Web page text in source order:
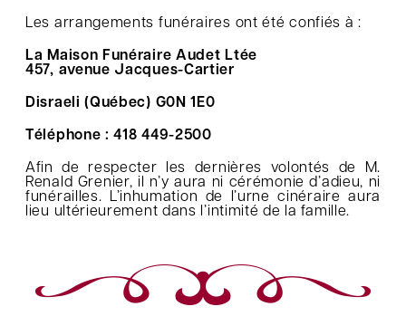
Les arrangements funéraires ont été confiés à :
La Maison Funéraire Audet Ltée
457, avenue Jacques-Cartier
Disraeli (Québec) G0N 1E0
Téléphone : 418 449-2500
Afin de respecter les dernières volontés de M.
Renald Grenier, il n’y aura ni cérémonie d’adieu, ni
funérailles. L’inhumation de l’urne cinéraire aura
lieu ultérieurement dans l’intimité de la famille.